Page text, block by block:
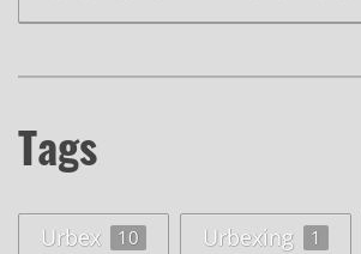
Tags
Urbex 10 Urbexing 1